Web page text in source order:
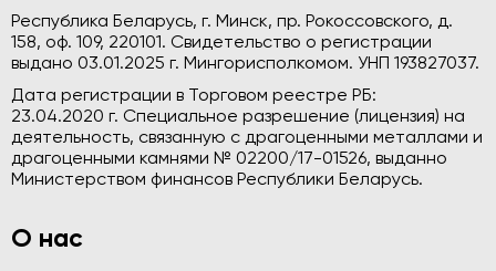
Республика Беларусь, г. Минск, пр. Рокоссовского, д.
158, оф. 109, 220101. Свидетельство о регистрации
выдано 03.01.2025 г. Мингорисполкомом. УНП 193827037.
Дата регистрации в Торговом реестре РБ:
23.04.2020 г. Специальное разрешение (лицензия) на
деятельность, связанную с драгоценными металлами и
драгоценными камнями № 02200/17-01526, выданно
Министерством финансов Республики Беларусь.
О нас